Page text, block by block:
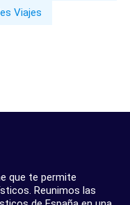
Viajes
que te permite
Reunimos las